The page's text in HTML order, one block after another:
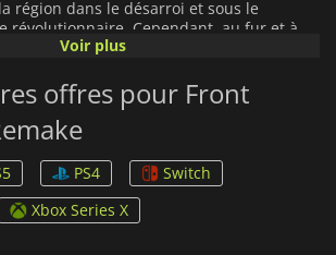
région dans le désarroi et sous le
révolutionnaire. Cependant, au fur et à
progresse, ils découvrent qu'une profonde
comprend des graphismes actualisés,
améliorée, la prise en charge de
des effets modernes et une
Voir plus
offres pour Front
PS4
Switch
Xbox Series X